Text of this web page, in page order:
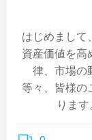
はじめまして
資産価値を高
律、市場の
等々、皆様の
りま